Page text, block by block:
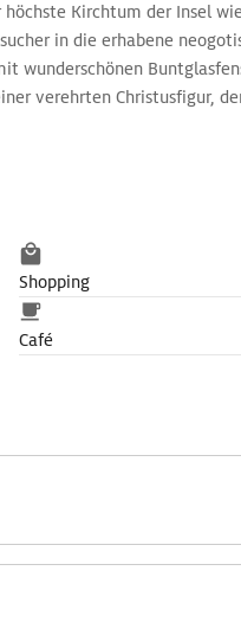
Kirchtum der Insel
in die erhabene
wunderschönen
verehrten Christusfigur,
Shopping
Café